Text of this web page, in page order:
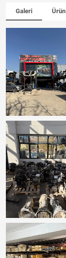
Galeri